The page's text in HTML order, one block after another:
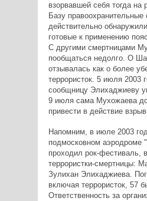
взорвавшей себя тогда на
Базу правоохранительные
действительно
готовые к применению
С другими смертницами
пообщаться недолго. О
отзывалась как о более
террористок. 5 июля 2003
сообщницу Элихаджиеву
9 июля сама Мухожаева
привести в действие
Напомним, в июле 2003
подмосковном аэродроме
проходил рок-фестиваль,
террористки-смертницы:
Зулихан Элихаджиева.
включая террористок, 57
Ответственность за